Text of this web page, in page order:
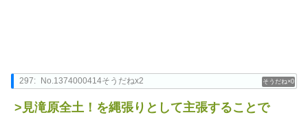
0
297: No.1374000414そうだねx2
>見滝原全土！を縄張りとして主張することで